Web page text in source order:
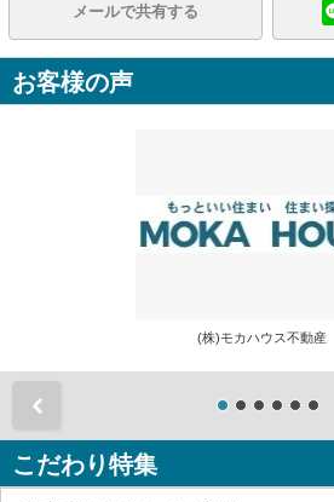
メールで共有する
お客様の声
(株)モカハウス不動産
こだわり特集